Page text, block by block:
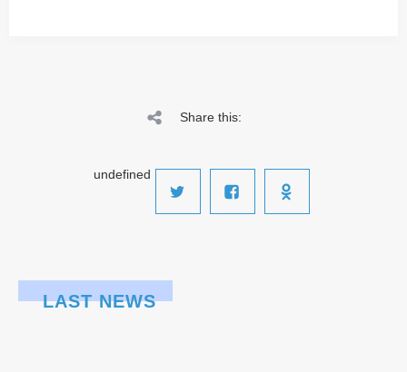
Share this:
undefined
LAST NEWS